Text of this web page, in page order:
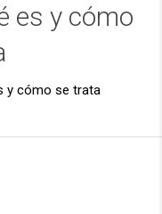
es y cómo
y cómo se trata